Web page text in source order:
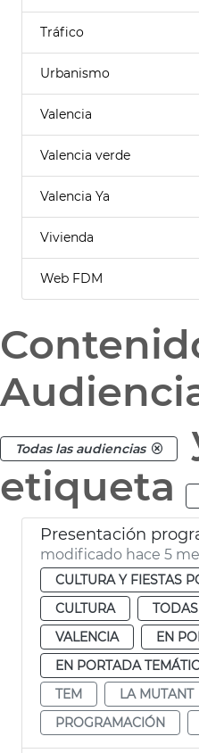
Tráfico
Urbanismo
Valencia
Valencia verde
Valencia Ya
Vivienda
Web FDM
Todas las audiencias
etiqueta
modificado hace 5
CULTURA Y FIESTAS
CULTURA
VALENCIA
EN
EN PORTADA
TEM
LA MUTANT
PROGRAMACIÓN